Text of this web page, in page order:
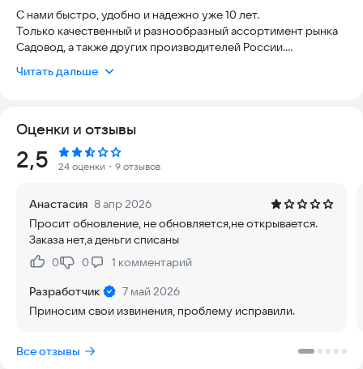
С нами быстро, удобно и надежно уже 10 лет.
Только качественный и разнообразный ассортимент рынка
Садовод, а также других производителей России.
Широкий функционал - выгрузка, замены, дозаказы,
Читать дальше
Оценки и отзывы
Рейтинг:
2,5 24 оценки ・9 отзывов
Анастасия 8 апр 2026
Просит обновление, не обновляется,не открывается.
Заказа нет,а деньги списаны
Нравится:
0Не нравится:
0 1 комментарий
Разработчик
7 май 2026
Приносим свои извинения, проблему исправили.
Все отзывы